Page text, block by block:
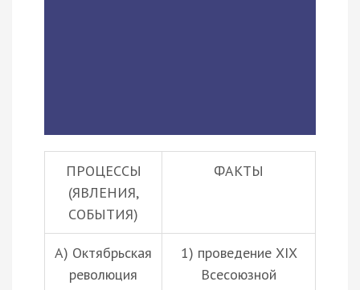
ПРОЦЕССЫ
(ЯВЛЕНИЯ,
СОБЫТИЯ)
ФАКТЫ
А) Октябрьская
революция
1) проведение XIX
Всесоюзной